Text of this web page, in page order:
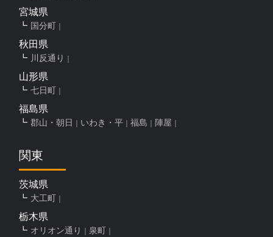
宮城県
国分町
秋田県
川反通り
山形県
七日町
福島県
郡山・朝日 いわき・平 福島 陣屋
関東
茨城県
大工町
栃木県
オリオン通り 泉町